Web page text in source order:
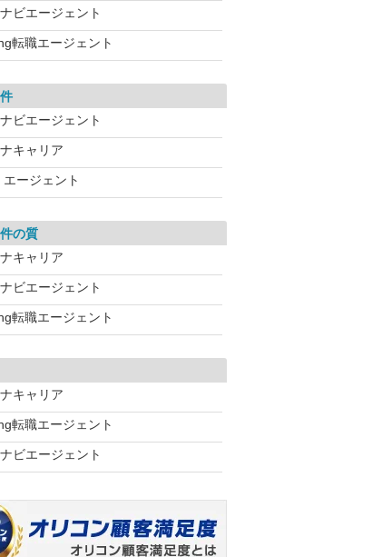
ビエージェント
転職エージェント
ビエージェント
キャリア
エージェント
の質
キャリア
ビエージェント
転職エージェント
キャリア
転職エージェント
ビエージェント